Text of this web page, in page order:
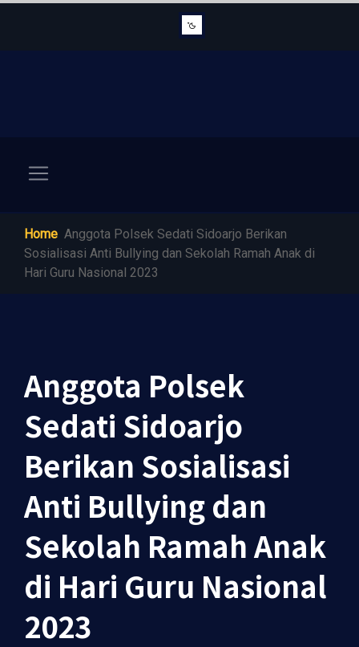
Home Anggota Polsek Sedati Sidoarjo Berikan
Sosialisasi Anti Bullying dan Sekolah Ramah Anak di
Hari Guru Nasional 2023
Anggota Polsek
Sedati Sidoarjo
Berikan Sosialisasi
Anti Bullying dan
Sekolah Ramah Anak
di Hari Guru Nasional
2023